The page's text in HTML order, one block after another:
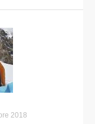
2018